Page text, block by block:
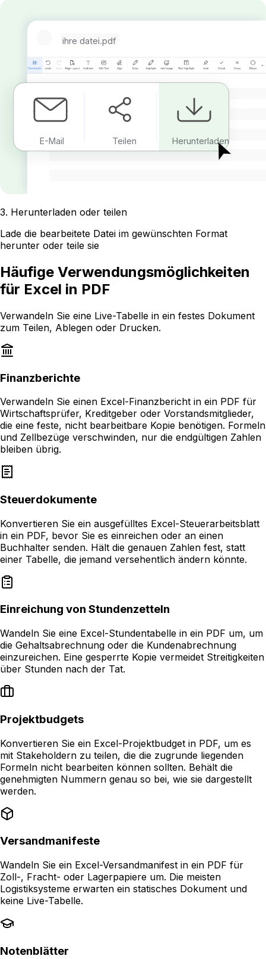
ihre datei.pdf
E-Mail Teilen Herunterladen
3. Herunterladen oder teilen
Lade die bearbeitete Datei im gewünschten Format
herunter oder teile sie
Häufige Verwendungsmöglichkeiten
für Excel in PDF
Verwandeln Sie eine Live-Tabelle in ein festes Dokument
zum Teilen, Ablegen oder Drucken.
Finanzberichte
Verwandeln Sie einen Excel-Finanzbericht in ein PDF für
Wirtschaftsprüfer, Kreditgeber oder Vorstandsmitglieder,
die eine feste, nicht bearbeitbare Kopie benötigen. Formeln
und Zellbezüge verschwinden, nur die endgültigen Zahlen
bleiben übrig.
Steuerdokumente
Konvertieren Sie ein ausgefülltes Excel-Steuerarbeitsblatt
in ein PDF, bevor Sie es einreichen oder an einen
Buchhalter senden. Hält die genauen Zahlen fest, statt
einer Tabelle, die jemand versehentlich ändern könnte.
Einreichung von Stundenzetteln
Wandeln Sie eine Excel-Stundentabelle in ein PDF um, um
die Gehaltsabrechnung oder die Kundenabrechnung
einzureichen. Eine gesperrte Kopie vermeidet Streitigkeiten
über Stunden nach der Tat.
Projektbudgets
Konvertieren Sie ein Excel-Projektbudget in PDF, um es
mit Stakeholdern zu teilen, die die zugrunde liegenden
Formeln nicht bearbeiten können sollten. Behält die
genehmigten Nummern genau so bei, wie sie dargestellt
werden.
Versandmanifeste
Wandeln Sie ein Excel-Versandmanifest in ein PDF für
Zoll-, Fracht- oder Lagerpapiere um. Die meisten
Logistiksysteme erwarten ein statisches Dokument und
keine Live-Tabelle.
Notenblätter